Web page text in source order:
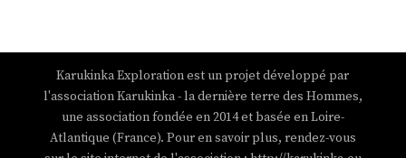
Karukinka Exploration est un projet développé par
l'association Karukinka - la dernière terre des Hommes,
une association fondée en 2014 et basée en Loire-
Atlantique (France). Pour en savoir plus, rendez-vous